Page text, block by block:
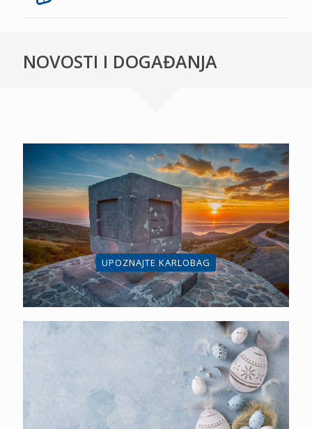
NOVOSTI I DOGAĐANJA
UPOZNAJTE KARLOBAG